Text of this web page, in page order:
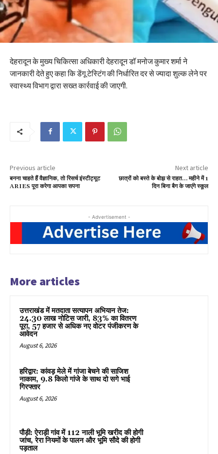
देहरादून के मुख्य चिकित्सा अधिकारी देहरादून डॉ मनोज कुमार शर्मा ने
जानकारी देते हुए कहा कि डेंगू टेस्टिंग की निर्धारित दर से ज्यादा शुल्क लेने पर
स्वास्थ्य विभाग द्वारा सख्त कार्रवाई की जाएगी.
Previous article
बनना चाहते हैं वैज्ञानिक, तो रिसर्च इंस्टीट्यूट
ARIES पूरा करेगा आपका सपना
Next article
छात्रों को बस्ते के बोझ से राहत… महीने में 1
दिन बिना बैग के जाएंगे स्कूल
- Advertisement -
More articles
उत्तराखंड में मतदाता सत्यापन अभियान तेज:
24.30 लाख नोटिस जारी, 83% का वितरण
पूरा, 57 हजार से अधिक नए वोटर पंजीकरण के
आवेदन
August 6, 2026
हरिद्वार: कांवड़ मेले में गांजा बेचने की साजिश
नाकाम, 9.8 किलो गांजे के साथ दो सगे भाई
गिरफ्तार
August 6, 2026
पौड़ी: ऐराड़ी गांव में 112 नाली भूमि खरीद की होगी
जांच, रेरा नियमों के पालन और भूमि सौदे की होगी
पड़ताल